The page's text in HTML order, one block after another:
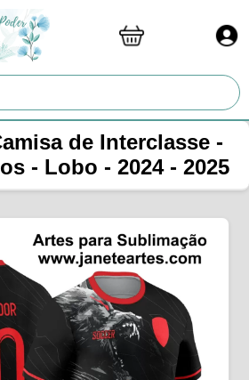
de Interclasse -
- Lobo - 2024 - 2025